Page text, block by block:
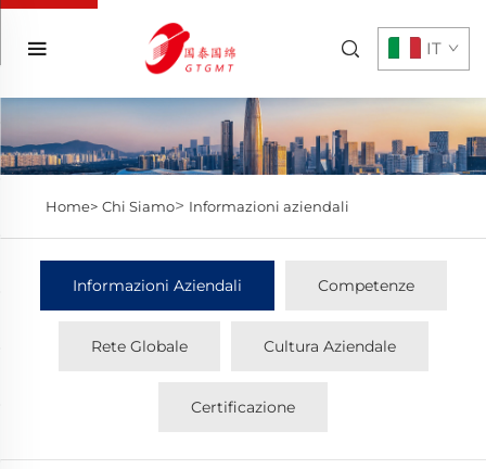
IT
Home> Chi Siamo> Informazioni aziendali
Informazioni Aziendali Competenze
Rete Globale Cultura Aziendale
Certificazione